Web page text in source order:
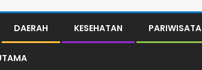
DAERAH KESEHATAN PARIWISATA